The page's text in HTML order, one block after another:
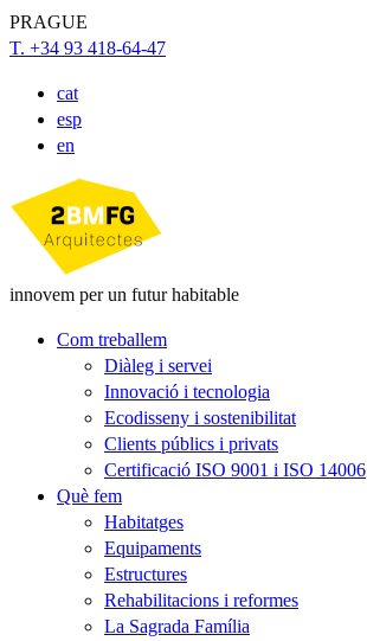
PRAGUE
T. +34 93 418-64-47
cat
esp
en
innovem per un futur habitable
Com treballem
Diàleg i servei
Innovació i tecnologia
Ecodisseny i sostenibilitat
Clients públics i privats
Certificació ISO 9001 i ISO 14006
Què fem
Habitatges
Equipaments
Estructures
Rehabilitacions i reformes
La Sagrada Família